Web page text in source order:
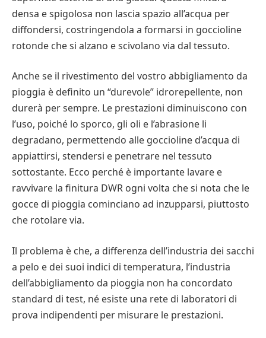
densa e spigolosa non lascia spazio all’acqua per
diffondersi, costringendola a formarsi in goccioline
rotonde che si alzano e scivolano via dal tessuto.
Anche se il rivestimento del vostro abbigliamento da
pioggia è definito un “durevole” idrorepellente, non
durerà per sempre. Le prestazioni diminuiscono con
l’uso, poiché lo sporco, gli oli e l’abrasione li
degradano, permettendo alle goccioline d’acqua di
appiattirsi, stendersi e penetrare nel tessuto
sottostante. Ecco perché è importante lavare e
ravvivare la finitura DWR ogni volta che si nota che le
gocce di pioggia cominciano ad inzupparsi, piuttosto
che rotolare via.
Il problema è che, a differenza dell’industria dei sacchi
a pelo e dei suoi indici di temperatura, l’industria
dell’abbigliamento da pioggia non ha concordato
standard di test, né esiste una rete di laboratori di
prova indipendenti per misurare le prestazioni.